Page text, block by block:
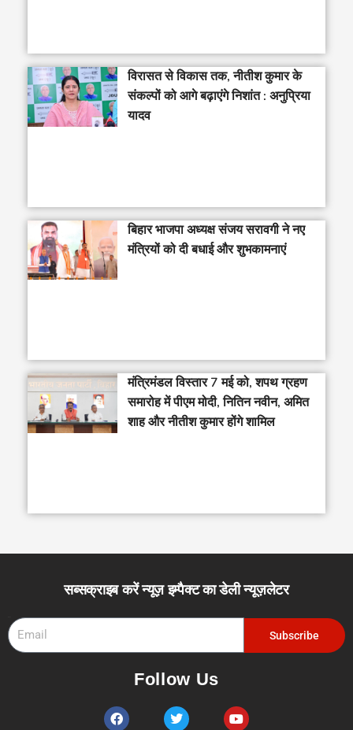
विरासत से विकास तक, नीतीश कुमार के
संकल्पों को आगे बढ़ाएंगे निशांत : अनुप्रिया
यादव
बिहार भाजपा अध्यक्ष संजय सरावगी ने नए
मंत्रियों को दी बधाई और शुभकामनाएं
मंत्रिमंडल विस्तार 7 मई को, शपथ ग्रहण
समारोह में पीएम मोदी, नितिन नवीन, अमित
शाह और नीतीश कुमार होंगे शामिल
सब्सक्राइब करें न्यूज़ इम्पैक्ट का डेली न्यूज़लेटर
Subscribe
Follow Us
F
a
T
w
Y
o